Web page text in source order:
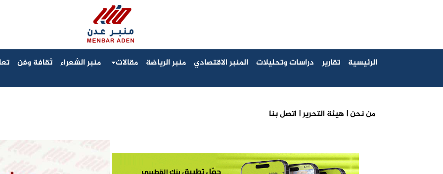
من نحن | هيئة التحرير | اتصل بنا
الرئيسية تقارير دراسات وتحليلات المنبر الاقتصادي منبر الرياضة مقالات منبر الشعراء ثقافة وفن